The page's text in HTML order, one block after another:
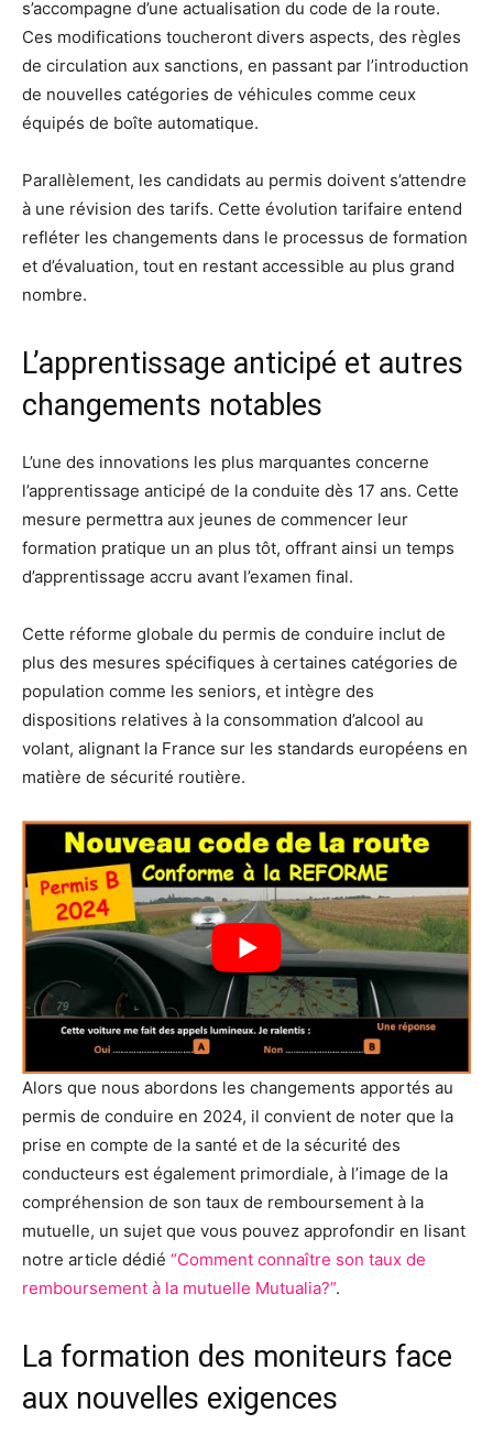
s’accompagne d’une actualisation du code de la route.
Ces modifications toucheront divers aspects, des règles
de circulation aux sanctions, en passant par l’introduction
de nouvelles catégories de véhicules comme ceux
équipés de boîte automatique.
Parallèlement, les candidats au permis doivent s’attendre
à une révision des tarifs. Cette évolution tarifaire entend
refléter les changements dans le processus de formation
et d’évaluation, tout en restant accessible au plus grand
nombre.
L’apprentissage anticipé et autres
changements notables
L’une des innovations les plus marquantes concerne
l’apprentissage anticipé de la conduite dès 17 ans. Cette
mesure permettra aux jeunes de commencer leur
formation pratique un an plus tôt, offrant ainsi un temps
d’apprentissage accru avant l’examen final.
Cette réforme globale du permis de conduire inclut de
plus des mesures spécifiques à certaines catégories de
population comme les seniors, et intègre des
dispositions relatives à la consommation d’alcool au
volant, alignant la France sur les standards européens en
matière de sécurité routière.
Alors que nous abordons les changements apportés au
permis de conduire en 2024, il convient de noter que la
prise en compte de la santé et de la sécurité des
conducteurs est également primordiale, à l’image de la
compréhension de son taux de remboursement à la
mutuelle, un sujet que vous pouvez approfondir en lisant
notre article dédié “Comment connaître son taux de
remboursement à la mutuelle Mutualia?”.
La formation des moniteurs face
aux nouvelles exigences